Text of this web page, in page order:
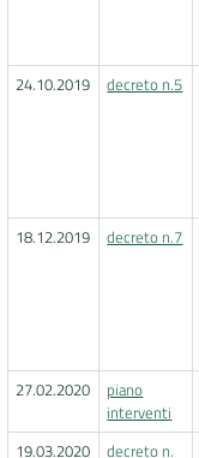
24.10.2019
decreto n.5
18.12.2019
decreto n.7
27.02.2020
piano
interventi
19.03.2020
decreto n.